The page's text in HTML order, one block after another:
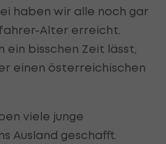
haben wir alle noch gar
Alter erreicht.
ein bisschen Zeit lässt,
einen österreichischen
viele junge
Ausland geschafft.